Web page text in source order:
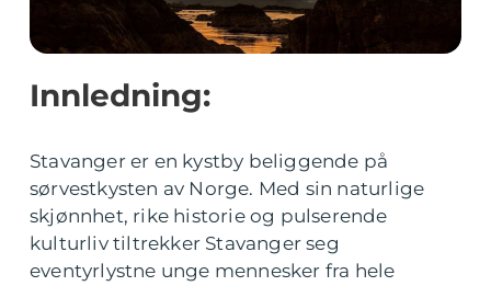
Innledning:
Stavanger er en kystby beliggende på
sørvestkysten av Norge. Med sin naturlige
skjønnhet, rike historie og pulserende
kulturliv tiltrekker Stavanger seg
eventyrlystne unge mennesker fra hele